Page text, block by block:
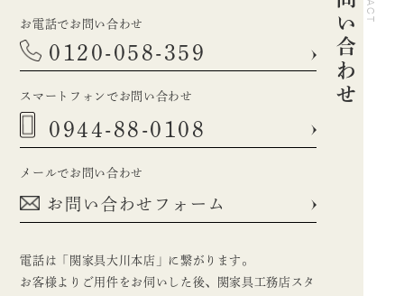
お電話でお問い合わせ
0120-058-359
スマートフォンでお問い合わせ
0944-88-0108
メールでお問い合わせ
お問い合わせフォーム
電話は「関家具大川本店」に繋がります。
お客様よりご用件をお伺いした後、関家具工務店スタ
お問い合わせ